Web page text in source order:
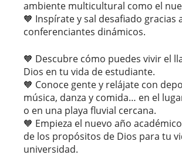
ambiente multicultural como el
🧡 Inspírate y sal desafiado gracias
conferenciantes dinámicos.
🧡 Descubre cómo puedes vivir el
Dios en tu vida de estudiante.
🧡 Conoce gente y relájate con
música, danza y comida… en el
o en una playa fluvial cercana.
🧡 Empieza el nuevo año
de los propósitos de Dios para tu
universidad.